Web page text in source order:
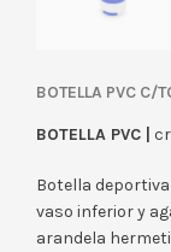
BOTELLA PVC C/
BOTELLA PVC |
Botella
vaso inferior y
arandela